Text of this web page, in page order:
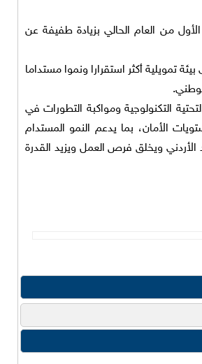
مليار دينار خلال النصف الأول من العام الحالي بزيادة طفيفة عن
تمويلية أكثر استقرارا ونموا مستداما
التكنولوجية ومواكبة التطورات في
الأمان، بما يدعم النمو المستدام
الأردني ويخلق فرص العمل ويزيد القدرة